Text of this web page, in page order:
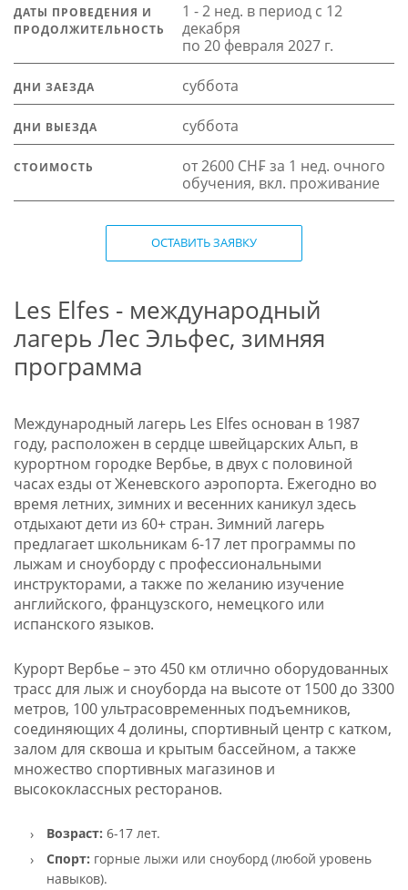
ДАТЫ ПРОВЕДЕНИЯ И
ПРОДОЛЖИТЕЛЬНОСТЬ
1 - 2 нед. в период с 12
декабря
по 20 февраля 2027 г.
ДНИ ЗАЕЗДА суббота
ДНИ ВЫЕЗДА суббота
СТОИМОСТЬ
от 2600 CH₣ за 1 нед. очного
обучения, вкл. проживание
ОСТАВИТЬ ЗАЯВКУ
Les Elfes - международный
лагерь Лес Эльфес, зимняя
программа
Международный лагерь Les Elfes основан в 1987
году, расположен в сердце швейцарских Альп, в
курортном городке Вербье, в двух с половиной
часах езды от Женевского аэропорта. Ежегодно во
время летних, зимних и весенних каникул здесь
отдыхают дети из 60+ стран. Зимний лагерь
предлагает школьникам 6-17 лет программы по
лыжам и сноуборду с профессиональными
инструкторами, а также по желанию изучение
английского, французского, немецкого или
испанского языков.
Курорт Вербье – это 450 км отлично оборудованных
трасс для лыж и сноуборда на высоте от 1500 до 3300
метров, 100 ультрасовременных подъемников,
соединяющих 4 долины, спортивный центр с катком,
залом для сквоша и крытым бассейном, а также
множество спортивных магазинов и
высококлассных ресторанов.
Возраст: 6-17 лет.
Спорт: горные лыжи или сноуборд (любой уровень
навыков).